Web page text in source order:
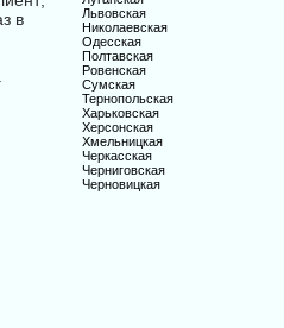
в
Львовская
Николаевская
Одесская
Полтавская
Ровенская
Сумская
Тернопольская
Харьковская
Херсонская
Хмельницкая
Черкасская
Черниговская
Черновицкая